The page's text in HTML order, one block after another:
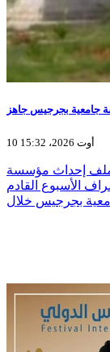
بجرجيس جاهز
10 أوت 2026، 15:32
إحداث مؤسسة
الأسبوع القادم